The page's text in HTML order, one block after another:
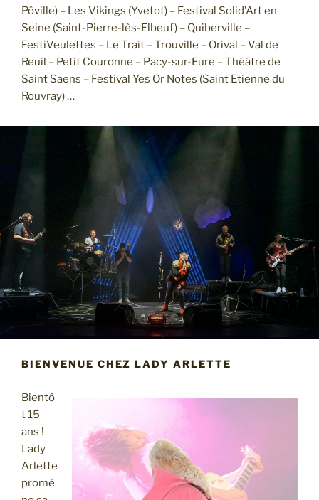
Pôville) – Les Vikings (Yvetot) – Festival Solid’Art en
Seine (Saint-Pierre-lès-Elbeuf) – Quiberville –
FestiVeulettes – Le Trait – Trouville – Orival – Val de
Reuil – Petit Couronne – Pacy-sur-Eure – Théâtre de
Saint Saens – Festival Yes Or Notes (Saint Etienne du
Rouvray) …
BIENVENUE CHEZ LADY ARLETTE
Bientô
t 15
ans !
Lady
Arlette
promè